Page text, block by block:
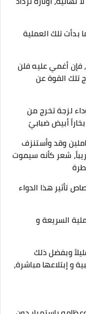
بدأت تلك العملية
فإن أغمي عليه فلن
تلك القوة عن
لزجة تخرج من
أبيض ضبابيّ
وقد وأستنزف
شعر كأنه سيموت
تأثير هذا الدواء
السريعة و
وبفضل ذلك
إبتلاعها مباشرة،